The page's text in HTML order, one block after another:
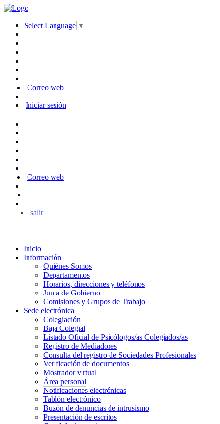
Select Language ▼
Correo web
Iniciar sesión
Correo web
salir
Inicio
Información
Quiénes Somos
Departamentos
Horarios, direcciones y teléfonos
Junta de Gobierno
Comisiones y Grupos de Trabajo
Sede electrónica
Colegiación
Baja Colegial
Listado Oficial de Psicólogos/as Colegiados/as
Registro de Mediadores
Consulta del registro de Sociedades Profesionales
Verificación de documentos
Mostrador virtual
Área personal
Notificaciones electrónicas
Tablón electrónico
Buzón de denuncias de intrusismo
Presentación de escritos